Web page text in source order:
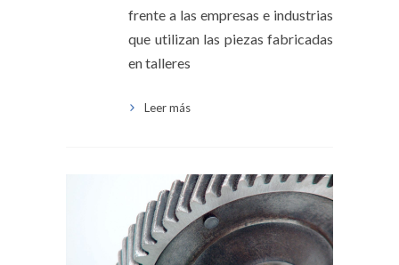
frente a las empresas e industrias
que utilizan las piezas fabricadas
en talleres
Leer más